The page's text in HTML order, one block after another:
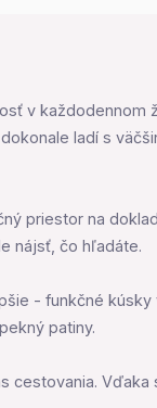
v každodennom
ladí s
priestor na
nájsť, čo hľadáte.
- funkčné
patiny.
cestovania.